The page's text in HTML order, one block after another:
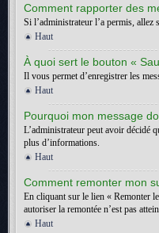
Comment rapporter des
Si l’administrateur l’a permis, allez
Haut
À quoi sert le bouton «
Il vous permet d’enregistrer les
Haut
Pourquoi mon message
L’administrateur peut avoir décidé
plus d’informations.
Haut
Comment remonter mon
En cliquant sur le lien « Remonter
autoriser la remontée n’est pas
Haut